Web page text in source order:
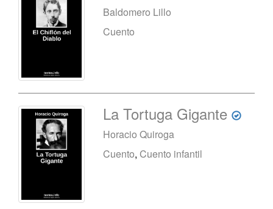
Baldomero Lillo
Cuento
La Tortuga Gigante
Horacio Quiroga
Cuento, Cuento infantil